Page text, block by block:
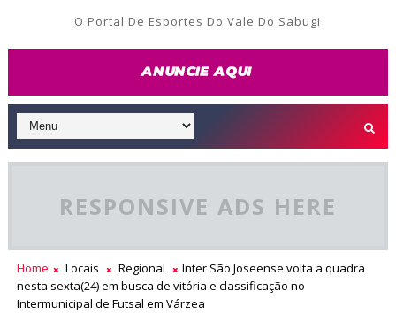
O Portal De Esportes Do Vale Do Sabugi
RESPONSIVE ADS HERE
Home Locais Regional
Inter São Joseense volta a quadra
nesta sexta(24) em busca de vitória e classificação no
Intermunicipal de Futsal em Várzea